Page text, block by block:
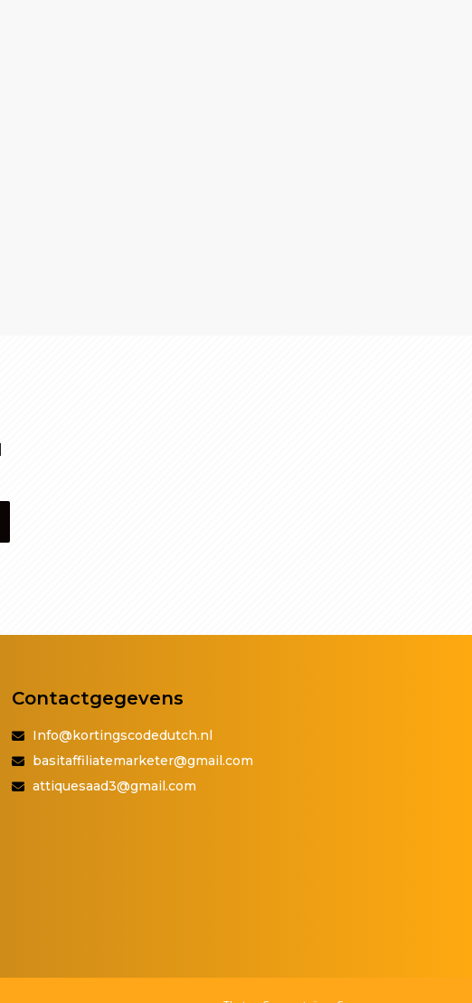
Contactgegevens
Info@kortingscodedutch.nl
basitaffiliatemarketer@gmail.com
attiquesaad3@gmail.com